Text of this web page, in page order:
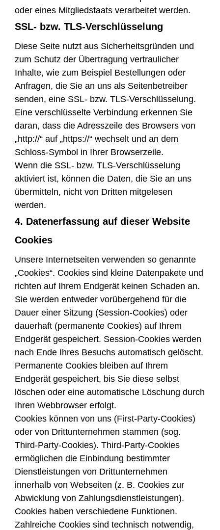
oder eines Mitgliedstaats verarbeitet werden.
SSL- bzw. TLS-Verschlüsselung
Diese Seite nutzt aus Sicherheitsgründen und
zum Schutz der Übertragung vertraulicher
Inhalte, wie zum Beispiel Bestellungen oder
Anfragen, die Sie an uns als Seitenbetreiber
senden, eine SSL- bzw. TLS-Verschlüsselung.
Eine verschlüsselte Verbindung erkennen Sie
daran, dass die Adresszeile des Browsers von
„http://“ auf „https://“ wechselt und an dem
Schloss-Symbol in Ihrer Browserzeile.
Wenn die SSL- bzw. TLS-Verschlüsselung
aktiviert ist, können die Daten, die Sie an uns
übermitteln, nicht von Dritten mitgelesen
werden.
4. Datenerfassung auf dieser Website
Cookies
Unsere Internetseiten verwenden so genannte
„Cookies“. Cookies sind kleine Datenpakete und
richten auf Ihrem Endgerät keinen Schaden an.
Sie werden entweder vorübergehend für die
Dauer einer Sitzung (Session-Cookies) oder
dauerhaft (permanente Cookies) auf Ihrem
Endgerät gespeichert. Session-Cookies werden
nach Ende Ihres Besuchs automatisch gelöscht.
Permanente Cookies bleiben auf Ihrem
Endgerät gespeichert, bis Sie diese selbst
löschen oder eine automatische Löschung durch
Ihren Webbrowser erfolgt.
Cookies können von uns (First-Party-Cookies)
oder von Drittunternehmen stammen (sog.
Third-Party-Cookies). Third-Party-Cookies
ermöglichen die Einbindung bestimmter
Dienstleistungen von Drittunternehmen
innerhalb von Webseiten (z. B. Cookies zur
Abwicklung von Zahlungsdienstleistungen).
Cookies haben verschiedene Funktionen.
Zahlreiche Cookies sind technisch notwendig,